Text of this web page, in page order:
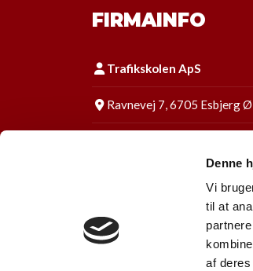
Denne
Vi
til at
af deres
FIRMAINFO
Trafikskolen ApS
Ravnevej 7, 6705 Esbjerg Ø
Følg os på Facebook